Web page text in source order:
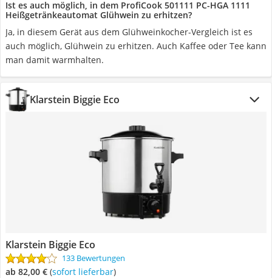
Ist es auch möglich, in dem ProfiCook 501111 PC-HGA 1111
Heißgetränkeautomat Glühwein zu erhitzen?
Ja, in diesem Gerät aus dem Glühweinkocher-Vergleich ist es
auch möglich, Glühwein zu erhitzen. Auch Kaffee oder Tee kann
man damit warmhalten.
Klarstein Biggie Eco
Klarstein Biggie Eco
133 Bewertungen
ab 82,00 € ( Sofort lieferbar)